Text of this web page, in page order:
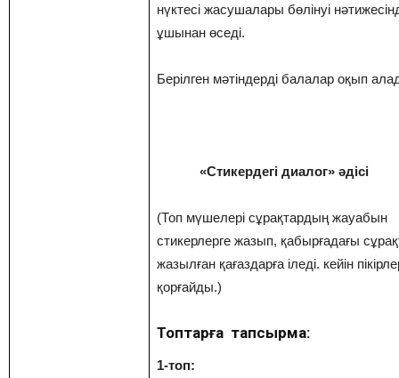
нүктесі жасушалары бөлінуі
ұшынан өседі.
Берілген мәтіндерді балалар оқып
«Стикердегі диалог» әдісі
(Топ мүшелері сұрақтардың жауабын
стикерлерге жазып, қабырғадағы
жазылған қағаздарға іледі. кейін
қорғайды.)
Топтарға тапсырма:
1-топ: